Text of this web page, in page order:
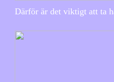
Därför är det viktigt att ta